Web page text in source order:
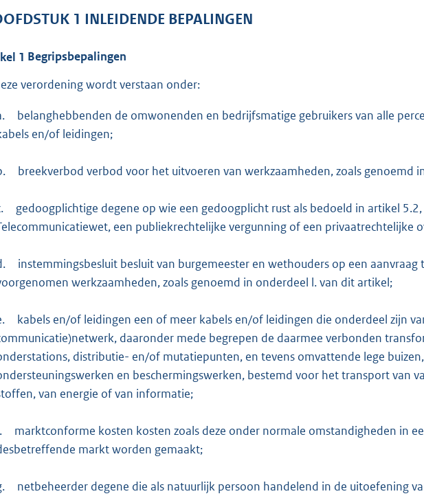
6
b
1 INLEIDENDE BEPALINGEN
1 Begripsbepalingen
verordening wordt verstaan onder:
belanghebbenden de omwonenden en bedrijfsmatige gebruikers van alle
en/of leidingen;
breekverbod verbod voor het uitvoeren van werkzaamheden, zoals genoemd
gedoogplichtige degene op wie een gedoogplicht rust als bedoeld in artikel
een publiekrechtelijke vergunning of een privaatrechtelijke
instemmingsbesluit besluit van burgemeester en wethouders op een
werkzaamheden, zoals genoemd in onderdeel l. van dit artikel;
kabels en/of leidingen een of meer kabels en/of leidingen die onderdeel zijn
daaronder mede begrepen de daarmee verbonden
distributie- en/of mutatiepunten, en tevens omvattende lege
en beschermingswerken, bestemd voor het transport van
van energie of van informatie;
marktconforme kosten kosten zoals deze onder normale omstandigheden in
markt worden gemaakt;
netbeheerder degene die als natuurlijk persoon handelend in de uitoefening